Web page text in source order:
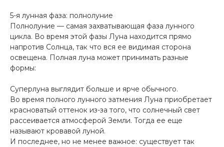
5-я лунная фаза: полнолуние
Полнолуние — самая захватывающая фаза лунного
цикла. Во время этой фазы Луна находится прямо
напротив Солнца, так что вся ее видимая сторона
освещена. Полная луна может принимать разные
формы:
Суперлуна выглядит больше и ярче обычного.
Во время полного лунного затмения Луна приобретает
красноватый оттенок из-за того, что солнечный свет
рассеивается атмосферой Земли. Тогда ее еще
называют кровавой луной.
И последнее, но не менее важное: существует так